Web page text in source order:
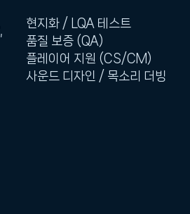
현지화 / LQA 테스트
품질 보증 (QA)
플레이어 지원 (CS/CM)
사운드 디자인 / 목소리 더빙